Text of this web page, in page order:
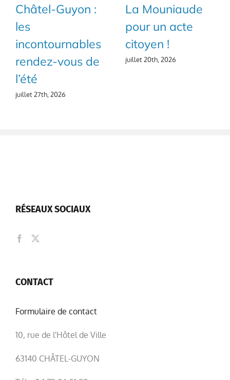
Châtel-Guyon :
les
incontournables
rendez-vous de
l’été
juillet 27th, 2026
La Mouniaude
pour un acte
citoyen !
juillet 20th, 2026
RÉSEAUX SOCIAUX
CONTACT
Formulaire de contact
10, rue de l'Hôtel de Ville
63140 CHÂTEL-GUYON